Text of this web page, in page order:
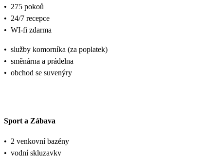
• 275 pokoů
• 24/7 recepce
• WI-fi zdarma
• služby komorníka (za poplatek)
• směnárna a prádelna
• obchod se suvenýry
Sport a Zábava
• 2 venkovní bazény
• vodní skluzavky